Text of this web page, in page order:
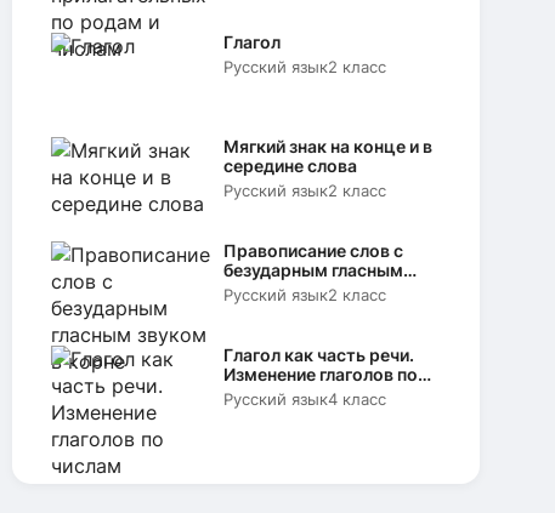
Глагол
Русский язык2 класс
Мягкий знак на конце и в
середине слова
Русский язык2 класс
Правописание слов с
безударным гласным
звуком в корне
Русский язык2 класс
Глагол как часть речи.
Изменение глаголов по
числам
Русский язык4 класс